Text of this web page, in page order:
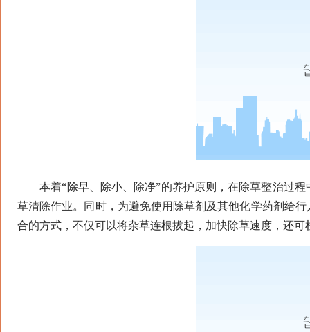
本着“除早、除小、除净”的养护原则，在除草整治过程
草清除作业。同时，为避免使用除草剂及其他化学药剂给
合的方式，不仅可以将杂草连根拔起，加快除草速度，还